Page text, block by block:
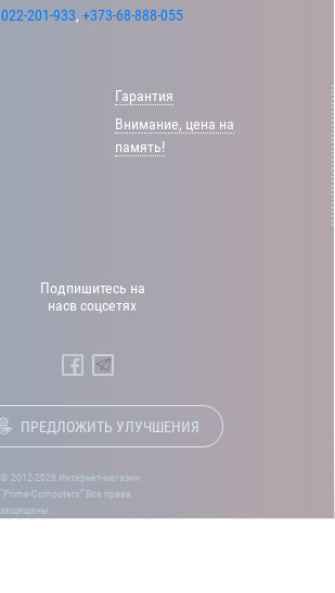
022-201-933, +373-68-888-055
Гарантия
Внимание, цена на
память!
Подпишитесь на
насв соцсетях
ПРЕДЛОЖИТЬ УЛУЧШЕНИЯ
© 2012-2026 Интернет-магазин
“Prime-Computers” Все права
защищены.